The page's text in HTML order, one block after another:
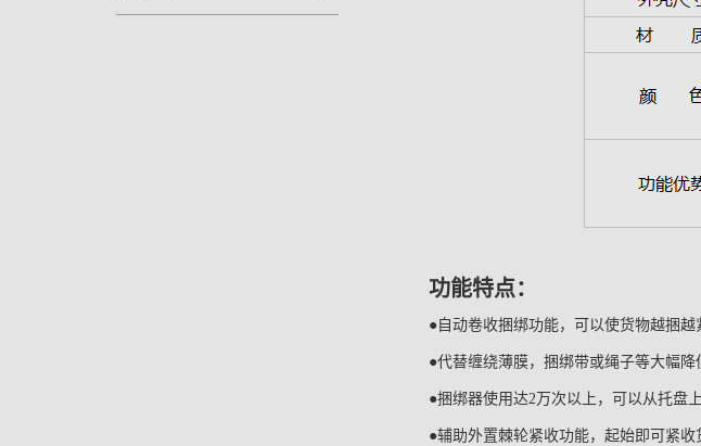
LB-3800W2
功能特点：
●自动卷收捆绑功能，可以使货物越捆越
●代替缠绕薄膜，捆绑带或绳子等大幅降
●捆绑器使用达2万次以上，可以从托盘
●辅助外置棘轮紧收功能，起始即可紧收